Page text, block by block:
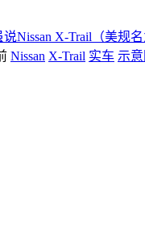
Nissan X-Trail（美规
Nissan X-Trail 实车 示意